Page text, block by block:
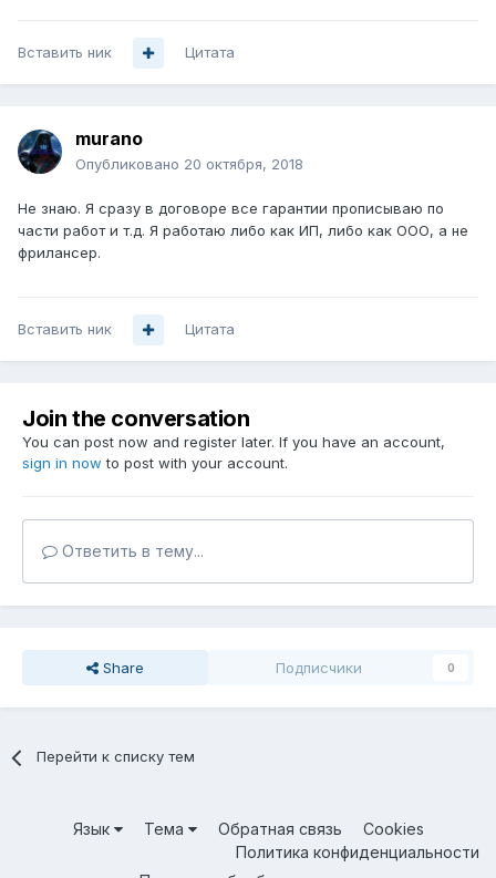
Вставить ник Цитата
murano
Опубликовано 20 октября, 2018
Не знаю. Я сразу в договоре все гарантии прописываю по
части работ и т.д. Я работаю либо как ИП, либо как ООО, а не
фрилансер.
Вставить ник Цитата
Join the conversation
You can post now and register later. If you have an account,
sign in now to post with your account.
Ответить в тему...
Share Подписчики 0
Перейти к списку тем
Язык Тема Обратная связь
Cookies
Политика конфиденциальности